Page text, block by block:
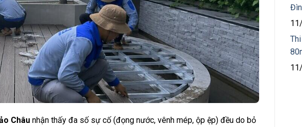
Châu nhận thấy đa số sự cố (đọng nước, vênh mép, ộp ệp) đều do bỏ